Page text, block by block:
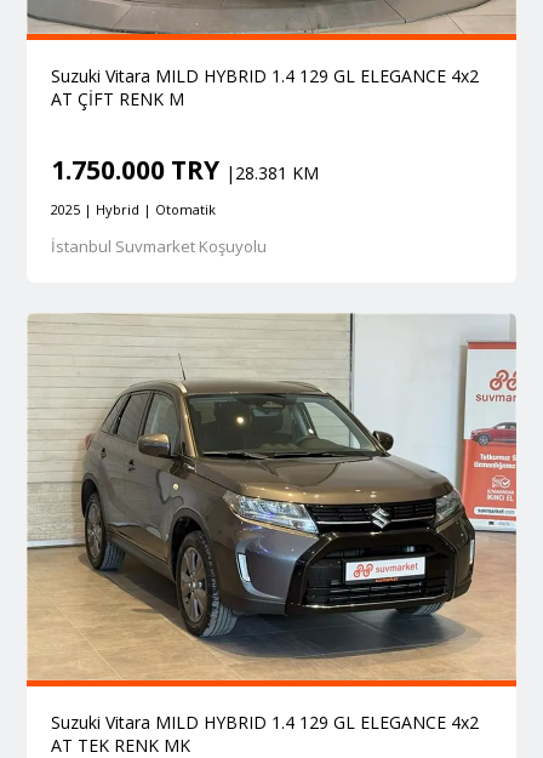
Suzuki Vitara MILD HYBRID 1.4 129 GL ELEGANCE 4x2
AT ÇİFT RENK M
1.750.000 TRY |28.381 KM
2025 | Hybrid | Otomatik
İstanbul Suvmarket Koşuyolu
Suzuki Vitara MILD HYBRID 1.4 129 GL ELEGANCE 4x2
AT TEK RENK MK